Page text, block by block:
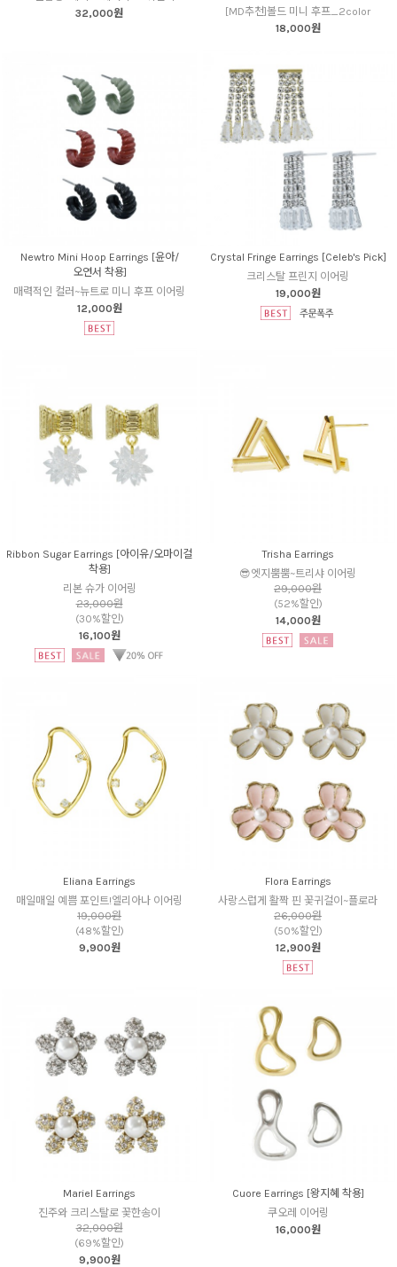
32,000원
[MD추천]볼드 미니 후프_2color
18,000원
Newtro Mini Hoop Earrings [윤아/
오연서 착용]
매력적인 컬러~뉴트로 미니 후프 이어링
12,000원
Crystal Fringe Earrings [Celeb's Pick]
크리스탈 프린지 이어링
19,000원
Ribbon Sugar Earrings [아이유/오마이걸
착용]
리본 슈가 이어링
23,000원
(30%할인)
16,100원
Trisha Earrings
😎엣지뿜뿜~트리샤 이어링
29,000원
(52%할인)
14,000원
Eliana Earrings
매일매일 예쁨 포인트!엘리아나 이어링
19,000원
(48%할인)
9,900원
Flora Earrings
사랑스럽게 활짝 핀 꽃귀걸이~플로라
26,000원
(50%할인)
12,900원
Mariel Earrings
진주와 크리스탈로 꽃한송이
32,000원
(69%할인)
9,900원
Cuore Earrings [왕지혜 착용]
쿠오레 이어링
16,000원